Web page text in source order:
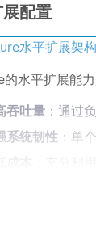
配置
水平扩展能
吞吐量 ：通过
系统韧性 ：单